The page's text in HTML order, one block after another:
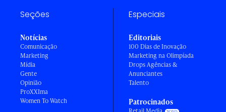
Seções
Notícias
Comunicação
Marketing
Mídia
Gente
Opinião
ProXXIma
Women To Watch
Especiais
Editoriais
100 Dias de Inovação
Marketing na Olimpíada
Drops Agências &
Anunciantes
Talento
Patrocinados